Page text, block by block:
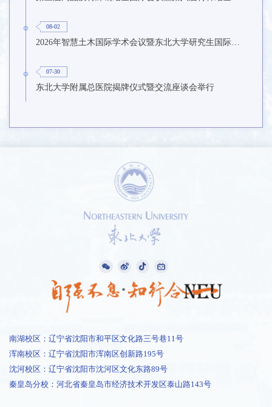
08-02
2026年智慧土木国际学术会议暨东北大学研究生国际暑期学校第九期在东北大学召开
07-30
东北大学附属总医院揭牌仪式暨交流座谈会举行
南湖校区：辽宁省沈阳市和平区文化路三号巷11号
浑南校区：辽宁省沈阳市浑南区创新路195号
沈河校区：辽宁省沈阳市沈河区文化东路89号
秦皇岛分校：河北省秦皇岛市经济技术开发区泰山路143号
1 /